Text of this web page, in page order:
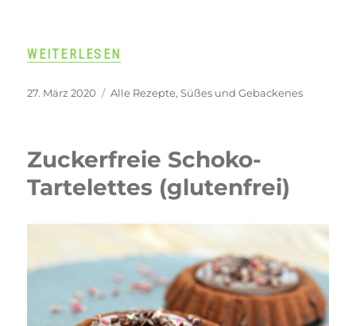
„VEGANER SCHOKOPUDDING AUS QUINOA –
WEITERLESEN
Veröffentlicht
27. März 2020 Kategorien
Alle Rezepte,Süßes und Gebackenes
Zuckerfreie Schoko-
Tartelettes (glutenfrei)